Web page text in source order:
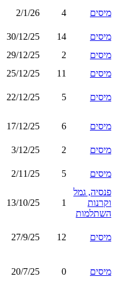
מיסים 4
2/1/26
מיסים 14
30/12/25
מיסים 2
29/12/25
מיסים 11
25/12/25
מיסים 5
22/12/25
מיסים 6
17/12/25
מיסים 2
3/12/25
מיסים 5
2/11/25
פנסיה, גמל
וקרנות
השתלמות
1
13/10/25
מיסים 12
27/9/25
מיסים 0
20/7/25